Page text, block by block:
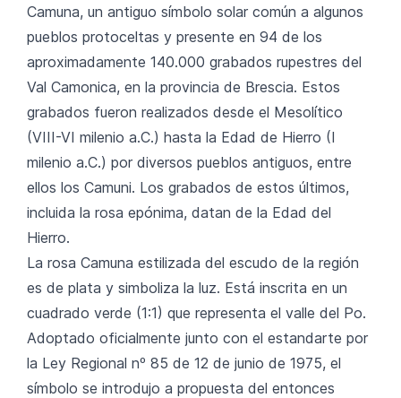
Camuna, un antiguo símbolo solar común a algunos
pueblos protoceltas y presente en 94 de los
aproximadamente 140.000 grabados rupestres del
Val Camonica, en la provincia de Brescia. Estos
grabados fueron realizados desde el Mesolítico
(VIII-VI milenio a.C.) hasta la Edad de Hierro (I
milenio a.C.) por diversos pueblos antiguos, entre
ellos los Camuni. Los grabados de estos últimos,
incluida la rosa epónima, datan de la Edad del
Hierro.
La rosa Camuna estilizada del escudo de la región
es de plata y simboliza la luz. Está inscrita en un
cuadrado verde (1:1) que representa el valle del Po.
Adoptado oficialmente junto con el estandarte por
la Ley Regional nº 85 de 12 de junio de 1975, el
símbolo se introdujo a propuesta del entonces